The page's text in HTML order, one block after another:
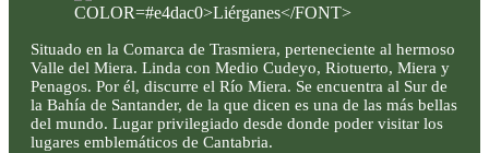
Situado en la Comarca de Trasmiera, perteneciente al hermoso
Valle del Miera. Linda con Medio Cudeyo, Riotuerto, Miera y
Penagos. Por él, discurre el Río Miera. Se encuentra al Sur de
la Bahía de Santander, de la que dicen es una de las más bellas
del mundo. Lugar privilegiado desde donde poder visitar los
lugares emblemáticos de Cantabria.